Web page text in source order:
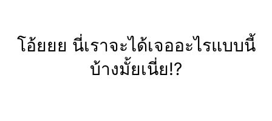
โอ้ยยย นี่เราจะได้เจออะไรแบบนี้
บ้างมั้ยเนี่ย!?